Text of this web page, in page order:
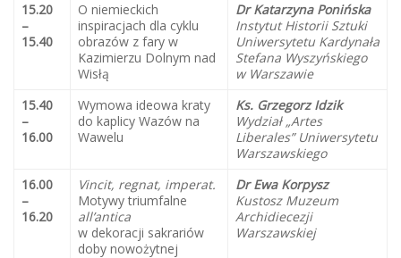
15.20
–
15.40
O niemieckich
inspiracjach dla cyklu
obrazów z fary w
Kazimierzu Dolnym nad
Wisłą
Dr Katarzyna Ponińska
Instytut Historii Sztuki
Uniwersytetu Kardynała
Stefana Wyszyńskiego
w Warszawie
15.40
–
16.00
Wymowa ideowa kraty
do kaplicy Wazów na
Wawelu
Ks. Grzegorz Idzik
Wydział „Artes
Liberales” Uniwersytetu
Warszawskiego
16.00
–
16.20
Vincit, regnat, imperat.
Motywy triumfalne
all’antica
w dekoracji sakrariów
doby nowożytnej
Dr Ewa Korpysz
Kustosz Muzeum
Archidiecezji
Warszawskiej